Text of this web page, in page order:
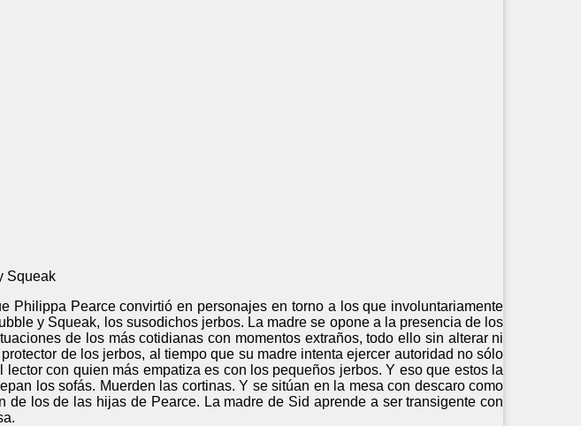
Squeak
Philippa Pearce convirtió en personajes en torno a los que involuntariamente
y Squeak, los susodichos jerbos. La madre se opone a la presencia de los
de los más cotidianas con momentos extraños, todo ello sin alterar ni
de los jerbos, al tiempo que su madre intenta ejercer autoridad no sólo
con quien más empatiza es con los pequeños jerbos. Y eso que estos la
los sofás. Muerden las cortinas. Y se sitúan en la mesa con descaro como
de los de las hijas de Pearce. La madre de Sid aprende a ser transigente con